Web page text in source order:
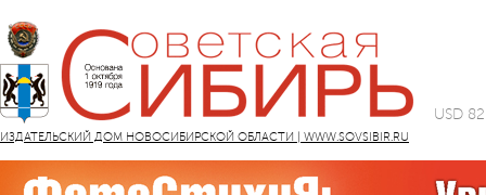
ИЗДАТЕЛЬСКИЙ ДОМ НОВОСИБИРСКОЙ ОБЛАСТИ | WWW.SOVSIBIR.RU
USD